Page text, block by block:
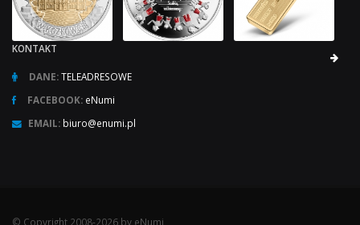
KONTAKT
DANE:TELEADRESOWE
FACEBOOK: eNumi
EMAIL: biuro@enumi.pl
© Copyright 2008-2026 by eNumi